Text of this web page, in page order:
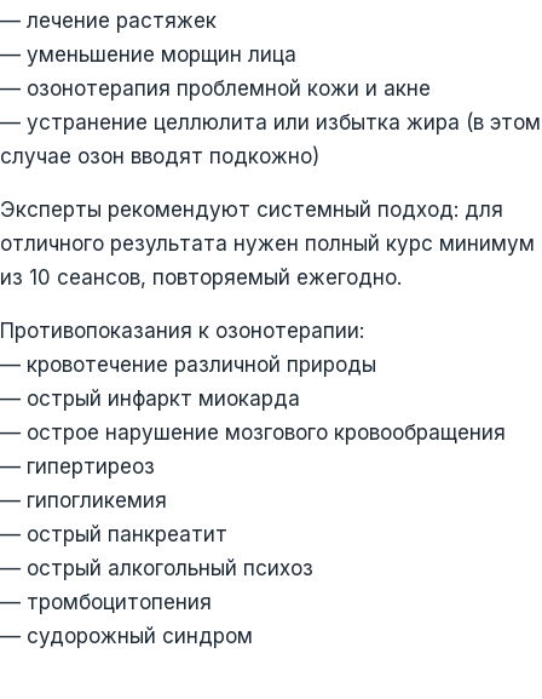
— лечение растяжек
— уменьшение морщин лица
— озонотерапия проблемной кожи и акне
— устранение целлюлита или избытка жира (в этом
случае озон вводят подкожно)
Эксперты рекомендуют системный подход: для
отличного результата нужен полный курс минимум
из 10 сеансов, повторяемый ежегодно.
Противопоказания к озонотерапии:
— кровотечение различной природы
— острый инфаркт миокарда
— острое нарушение мозгового кровообращения
— гипертиреоз
— гипогликемия
— острый панкреатит
— острый алкогольный психоз
— тромбоцитопения
— судорожный синдром